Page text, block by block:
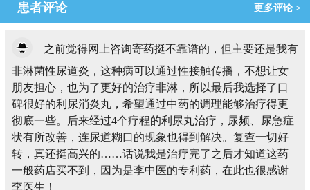
患者评论 更多评论 >
之前觉得网上咨询寄药挺不靠谱的，但主要还是我有
非淋菌性尿道炎，这种病可以通过性接触传播，不想让女
朋友担心，也为了更好的治疗非淋，所以最后我选择了口
碑很好的利尿消炎丸，希望通过中药的调理能够治疗得更
彻底一些。后来经过4个疗程的利尿丸治疗，尿频、尿急症
状有所改善，连尿道糊口的现象也得到解决。复查一切好
转，真还挺高兴的……话说我是治疗完了之后才知道这药
一般药店买不到，因为是李中医的专利药，在此也很感谢
李医生！